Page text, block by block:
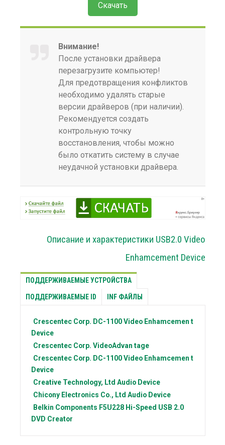
Скачать
Внимание!
После установки драйвера
перезагрузите компьютер!
Для предотвращения конфликтов
необходимо удалять старые
версии драйверов (при наличии).
Рекомендуется создать
контрольную точку
восстановления, чтобы можно
было откатить систему в случае
неудачной установки драйвера.
Описание и характеристики USB2.0 Video
Enhamcement Device
ПОДДЕРЖИВАЕМЫЕ УСТРОЙСТВА
ПОДДЕРЖИВАЕМЫЕ ID INF ФАЙЛЫ
Crescentec Corp. DC-1100 Video Enhamcemen t
Device
Crescentec Corp. VideoAdvan tage
Crescentec Corp. DC-1100 Video Enhamcemen t
Device
Creative Technology, Ltd Audio Device
Chicony Electronics Co., Ltd Audio Device
Belkin Components F5U228 Hi-Speed USB 2.0
DVD Creator